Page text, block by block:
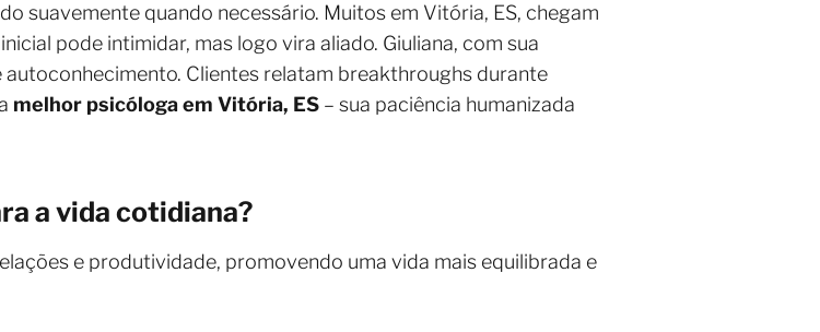
suavemente quando necessário. Muitos em Vitória, ES, chegam
pode intimidar, mas logo vira aliado. Giuliana, com sua
Clientes relatam breakthroughs durante
melhor psicóloga em Vitória, ES – sua paciência humanizada
a vida cotidiana?
e produtividade, promovendo uma vida mais equilibrada e